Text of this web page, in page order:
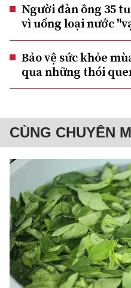
Người đàn ông 35
vì uống loại nước
Bảo vệ sức khỏe
qua những thói
CÙNG CHUYÊN